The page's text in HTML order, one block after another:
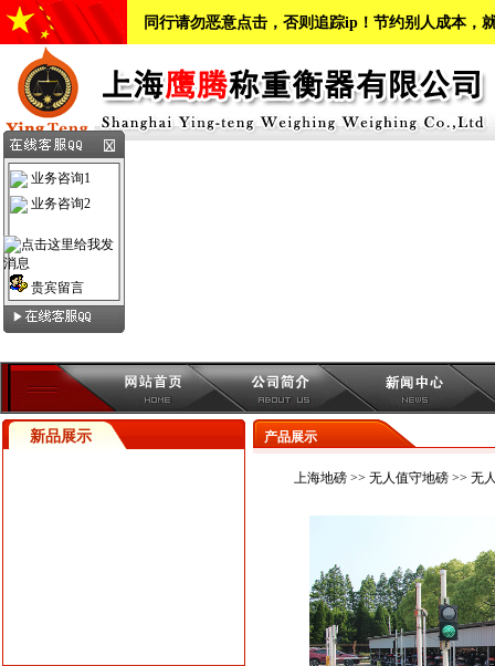
同行请勿恶意点击，否则追踪ip！节约别人成本，
新品展示 产品展示
上海地磅>> 无人值守地磅>> 无
业务咨询1
业务咨询2
贵宾留言